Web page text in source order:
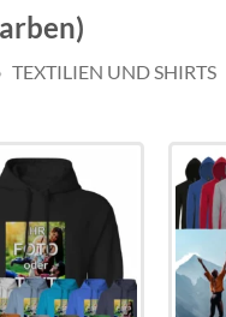
TEXTILIEN UND SHIRTS
wishlist